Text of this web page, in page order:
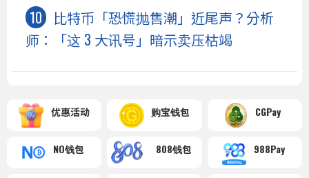
比特币「恐慌抛售潮」近尾声？分析
师：「这 3 大讯号」暗示卖压枯竭
优惠活动 购宝钱包 CGPay
NO钱包 808钱包 988Pay